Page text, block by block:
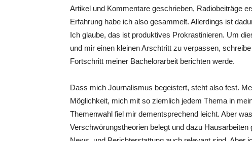
Artikel und Kommentare geschrieben, Radiobeiträge
Erfahrung habe ich also gesammelt. Allerdings ist
Ich glaube, das ist produktives Prokrastinieren. Um
und mir einen kleinen Arschtritt zu verpassen,
Fortschritt meiner Bachelorarbeit berichten werde.
Dass mich Journalismus begeistert, steht also fest.
Möglichkeit, mich mit so ziemlich jedem Thema in
Themenwahl fiel mir dementsprechend leicht. Aber
Verschwörungstheorien belegt und dazu